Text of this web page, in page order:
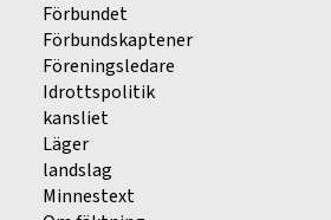
Förbundet
Förbundskaptener
Föreningsledare
Idrottspolitik
kansliet
Läger
landslag
Minnestext